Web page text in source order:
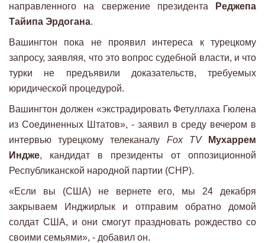
направленного на свержение президента
Реджепа
Тайипа Эрдогана.
Вашингтон пока не проявил интереса к турецкому
запросу, заявляя, что это вопрос судебной власти, и что
турки не предъявили доказательств, требуемых
юридической процедурой.
Вашингтон должен «экстрадировать Фетуллаха Гюлена
из Соединенных Штатов», - заявил в среду вечером в
интервью турецкому телеканалу Fox TV
Мухаррем
Индже, кандидат в президенты от оппозиционной
Республиканской народной партии (СНР).
«Если вы (США) не вернете его, мы 24 декабря
закрываем Инджирлык и отправим обратно домой
солдат США, и они смогут праздновать рождество со
своими семьями», - добавил он.